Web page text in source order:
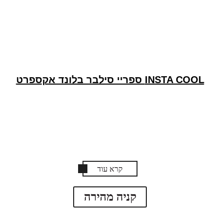
INSTA COOL ספריי סילבר בלונד אקספרט
קרא עוד
קניה מהירה